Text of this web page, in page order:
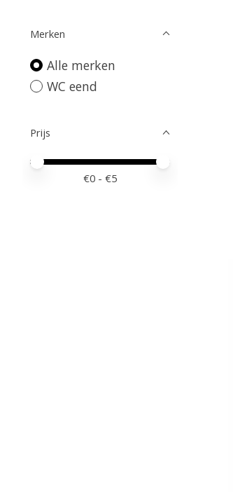
Merken
Alle merken
WC eend
Prijs
Minimale prijswaarde
Price maximum value
€0 - €5